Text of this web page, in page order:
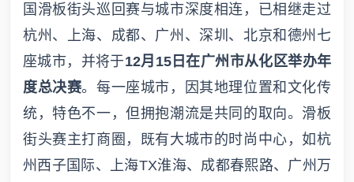
国滑板街头巡回赛与城市深度相连，已相继走过
杭州、上海、成都、广州、深圳、北京和德州七
座城市，并将于12月15日在广州市从化区举办年
度总决赛。每一座城市，因其地理位置和文化传
统，特色不一，但拥抱潮流是共同的取向。滑板
街头赛主打商圈，既有大城市的时尚中心，如杭
州西子国际、上海TX淮海、成都春熙路、广州万